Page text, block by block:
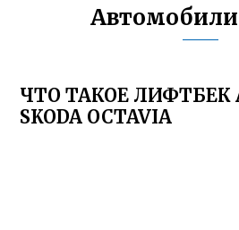
Автомобили
ЧТО ТАКОЕ
SKODA OCTAVIA